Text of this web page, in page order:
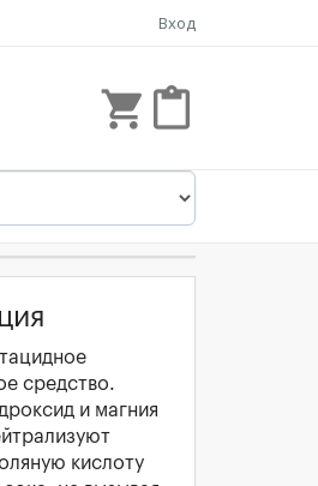
Вход
shopping_cart content_paste
средство.
и магния
кислоту